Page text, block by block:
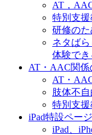
AT，
特別支
研修のた
ネタば
体験でき
AT・AAC関係
AT・
肢体不
特別支
iPad特設ページ
iPad、